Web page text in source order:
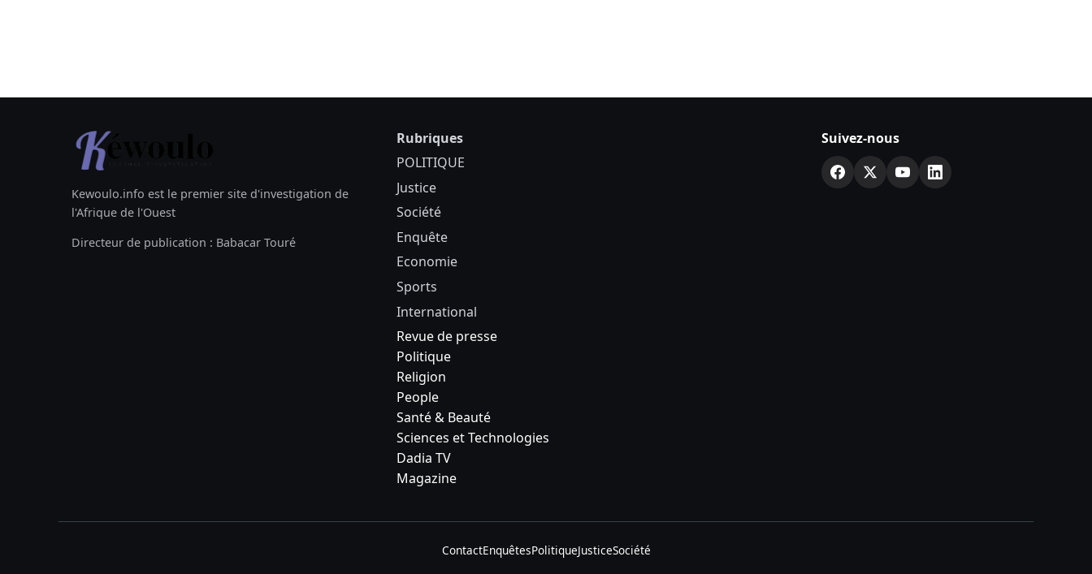
Kewoulo.info est le premier site d'investigation de
l'Afrique de l'Ouest
Directeur de publication : Babacar Touré
Rubriques
POLITIQUE
Justice
Société
Enquête
Economie
Sports
International
Revue de presse
Politique
Religion
People
Santé & Beauté
Sciences et Technologies
Dadia TV
Magazine
Suivez-nous
ContactEnquêtesPolitiqueJusticeSociété